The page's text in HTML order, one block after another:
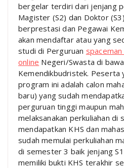
bergelar terdiri dari jenjang
Magister (S2) dan Doktor
berprestasi dan Pegawai
akan mendaftar atau yang
studi di Perguruan
online Negeri/Swasta di
Kemendikbudristek. Peserta
program ini adalah calon
baru) yang sudah
perguruan tinggi maupun
melaksanakan perkuliahan
mendapatkan KHS dan
sudah memulai perkuliahan
di semester 3 baik jenjang
memiliki bukti KHS terakhir